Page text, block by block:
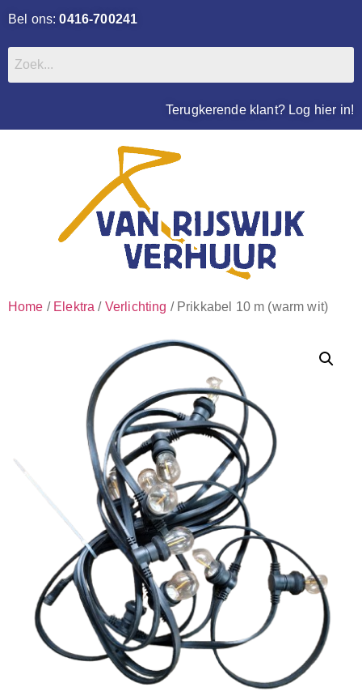
Bel ons:0416-700241
Terugkerende klant? Log hier in!
Home / Elektra / Verlichting / Prikkabel 10 m (warm wit)